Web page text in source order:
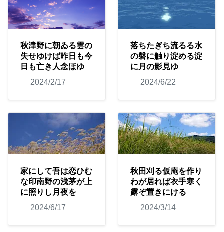
秋津野に朝ゐる雲の
失せゆけば昨日も今
日も亡き人念ほゆ
2024/2/17
落ちたぎち流るる水
の磐に触り淀める淀
に月の影見ゆ
2024/6/22
家にして吾は恋ひむ
な印南野の浅茅が上
に照りし月夜を
2024/6/17
秋田刈る仮庵を作り
わが居れば衣手寒く
露ぞ置きにける
2024/3/14